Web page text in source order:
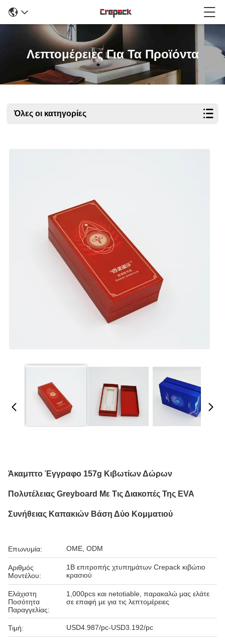
Λεπτομέρειες Για Τα Προϊόντα
Όλες οι κατηγορίες
Άκαμπτο Έγγραφο 157g Κιβωτίων Δώρων
Πολυτέλειας Greyboard Με Τις Διακοπές Της EVA
Συνήθειας Καπακιών Βάση Δύο Κομματιού
Επωνυμία: OME, ODM
Αριθμός
Μοντέλου:
1B επιτροπής χτυπημάτων Crepack κιβώτιο
κρασιού
Ελάχιστη
Ποσότητα
Παραγγελίας:
1,000pcs και netotiable, παρακαλώ μας ελάτε
σε επαφή με για τις λεπτομέρειες
Τιμή: USD4.987/pc-USD3.192/pc